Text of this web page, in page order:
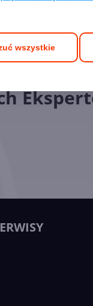
wszystkie